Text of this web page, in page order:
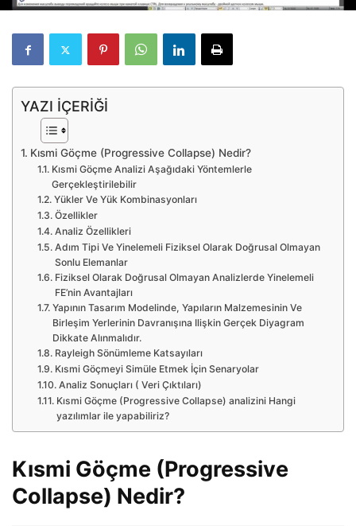
YAZI İÇERİĞİ
Kısmi Göçme (Progressive Collapse) Nedir?
Kısmi Göçme Analizi Aşağıdaki Yöntemlerle
Gerçekleştirilebilir
Yükler Ve Yük Kombinasyonları
Özellikler
Analiz Özellikleri
Adım Tipi Ve Yinelemeli Fiziksel Olarak Doğrusal Olmayan
Sonlu Elemanlar
Fiziksel Olarak Doğrusal Olmayan Analizlerde Yinelemeli
FE’nin Avantajları
Yapının Tasarım Modelinde, Yapıların Malzemesinin Ve
Birleşim Yerlerinin Davranışına Ilişkin Gerçek Diyagram
Dikkate Alınmalıdır.
Rayleigh Sönümleme Katsayıları
Kısmi Göçmeyi Simüle Etmek İçin Senaryolar
Analiz Sonuçları ( Veri Çıktıları)
Kısmi Göçme (Progressive Collapse) analizini Hangi
yazılımlar ile yapabiliriz?
Kısmi Göçme (Progressive
Collapse) Nedir?